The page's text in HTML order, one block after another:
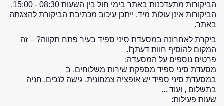
הביקורות מתעדכנות באתר בימי חול בין השעות 08:30 - 15:00.
הביקורות אינן עולות מיד. ייתכן עיכוב מכתיבת הביקורת להצגתה
באתר.
ביקרת לאחרונה במסעדת סיני ספיד בעיר פתח תקווה? – זה
המקום להוסיף חוות דעתך!.
פרטים נוספים על המסעדה:
מסעדת סיני ספיד מספקת שירות משלוחים. ב
במסעדת סיני ספיד יש אופציה צמחונית, גישה לנכים, חניה
בתשלום , ועוד ...
שעות פעילות: